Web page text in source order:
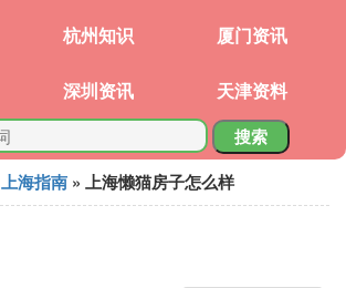
杭州知识 厦门资讯
深圳资讯 天津资料
搜索
上海指南 » 上海懒猫房子怎么样